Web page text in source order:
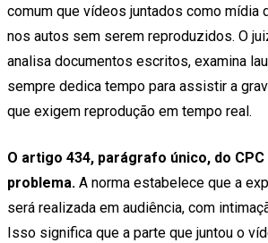
comum que vídeos juntados como mídia
nos autos sem serem reproduzidos. O
analisa documentos escritos, examina
sempre dedica tempo para assistir a
que exigem reprodução em tempo real.
O artigo 434, parágrafo único, do
problema. A norma estabelece que a
será realizada em audiência, com
Isso significa que a parte que juntou o